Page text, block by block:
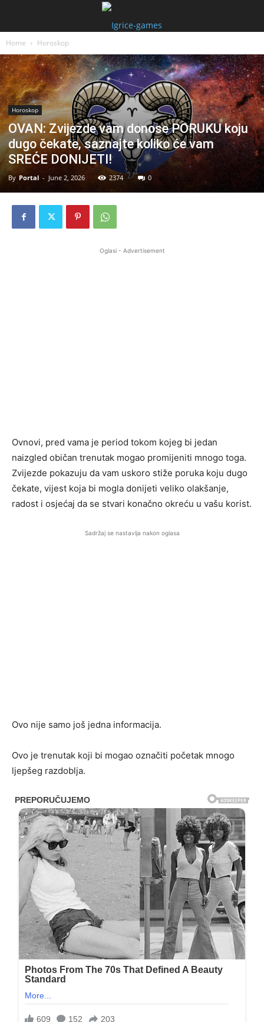
Home Horoskop
Horoskop
OVAN: Zvijezde vam donose PORUKU koju
dugo čekate, saznajte koliko će vam
SREĆE DONIJETI!
By Portal - June 2, 2026 2374 0
Oglasi - Advertisement
Ovnovi, pred vama je period tokom kojeg bi jedan
naizgled običan trenutak mogao promijeniti mnogo toga.
Zvijezde pokazuju da vam uskoro stiže poruka koju dugo
čekate, vijest koja bi mogla donijeti veliko olakšanje,
radost i osjećaj da se stvari konačno okreću u vašu korist.
Sadržaj se nastavlja nakon oglasa
Ovo nije samo još jedna informacija.
Ovo je trenutak koji bi mogao označiti početak mnogo
ljepšeg razdoblja.